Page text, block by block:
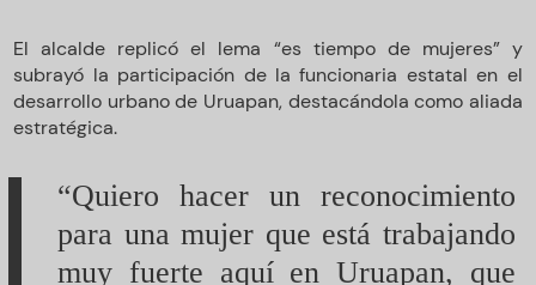
El alcalde replicó el lema “es tiempo de mujeres” y
subrayó la participación de la funcionaria estatal en el
desarrollo urbano de Uruapan, destacándola como aliada
estratégica.
“Quiero hacer un reconocimiento
para una mujer que está trabajando
muy fuerte aquí en Uruapan, que